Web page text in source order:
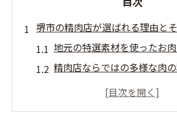
堺市の精肉店が選ばれる理由と
地元の特選素材を使ったお
精肉店ならではの多様な肉
家庭の食卓を支える安心の品